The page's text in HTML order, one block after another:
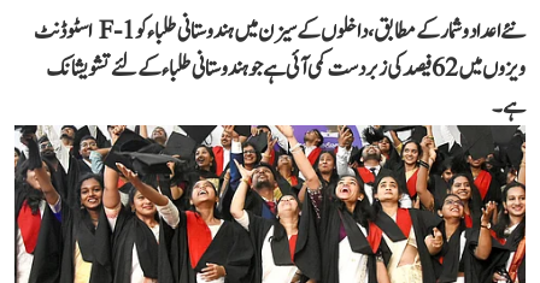
نئے اعداد و شمار کے مطابق، داخلوں کے سیزن میں ہندوستانی طلباء کو F-1 اسٹوڈنٹ
ویزوں میں 62 فیصد کی زبردست کمی آئی ہے جو ہندوستانی طلباء کے لئے تشویشانک
ہے۔